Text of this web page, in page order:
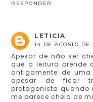
RESPONDER
LETICIA
14 DE AGOSTO DE
Apesar de não ser
que a leitura prende
antigamente de
apesar de ficar
protagonista quando
me parece cheia de